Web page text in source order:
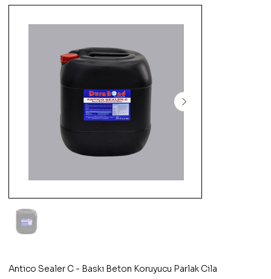
Antico Sealer C - Baskı Beton Koruyucu Parlak Cila